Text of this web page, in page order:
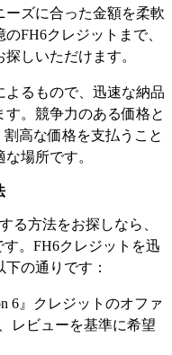
ーズに合った金額を柔軟
FH6クレジットまで、
しいただけます。
るもので、迅速な納品
。競争力のある価格と
割高な価格を支払うこと
場所です。
る方法をお探しなら、
す。FH6クレジットを迅
の通りです：
6』クレジットのオファ
レビューを基準に希望